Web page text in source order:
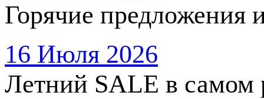
Горячие предложения
16 Июля 2026
Летний SALE в самом